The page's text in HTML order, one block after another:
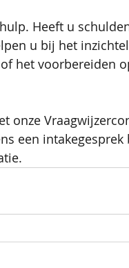
Heeft u
u bij het
het voorbereiden
onze
een intakegesprek